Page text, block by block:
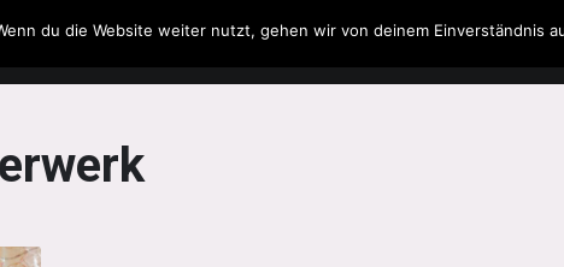
Filme & Serien Musik Spielzeug Literatur
du die Website weiter nutzt, gehen wir von deinem Einverständnis